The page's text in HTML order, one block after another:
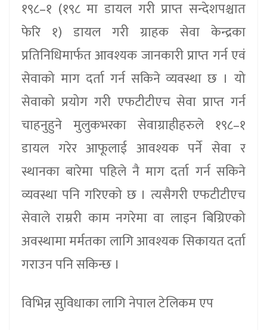
१९८–१ (१९८ मा डायल गरी प्राप्त सन्देशपश्चात
फेरि १) डायल गरी ग्राहक सेवा केन्द्रका
प्रतिनिधिमार्फत आवश्यक जानकारी प्राप्त गर्न एवं
सेवाको माग दर्ता गर्न सकिने व्यवस्था छ । यो
सेवाको प्रयोग गरी एफटीटीएच सेवा प्राप्त गर्न
चाहनुहुने मुलुकभरका सेवाग्राहीहरुले १९८–१
डायल गरेर आफूलाई आवश्यक पर्ने सेवा र
स्थानका बारेमा पहिले नै माग दर्ता गर्न सकिने
व्यवस्था पनि गरिएको छ । त्यसैगरी एफटीटीएच
सेवाले राम्ररी काम नगरेमा वा लाइन बिग्रिएको
अवस्थामा मर्मतका लागि आवश्यक सिकायत दर्ता
गराउन पनि सकिन्छ ।
विभिन्न सुविधाका लागि नेपाल टेलिकम एप